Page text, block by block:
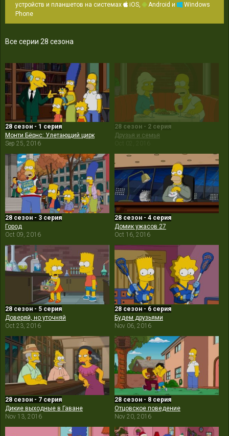
устройств и планшетов на системах
iOS, Android и
Windows
Phone
Все серии 28 сезона
28 сезон - 1 серия
Монти Бёрнс: Улетающий цирк
Sep 25, 2016
28 сезон - 2 серия
Друзья и семья
Oct 02, 2016
28 сезон - 3 серия
Город
Oct 09, 2016
28 сезон - 4 серия
Домик ужасов 27
Oct 16, 2016
28 сезон - 5 серия
Доверяй, но уточняй
Oct 23, 2016
28 сезон - 6 серия
Будем друзьями
Nov 06, 2016
28 сезон - 7 серия
Дикие выходные в Гаване
Nov 13, 2016
28 сезон - 8 серия
Отцовское поведение
Nov 20, 2016